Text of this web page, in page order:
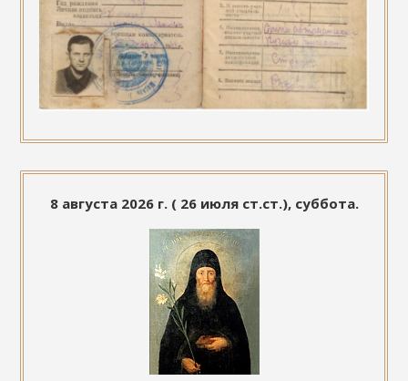
8 августа 2026 г. ( 26 июля ст.ст.), суббота.